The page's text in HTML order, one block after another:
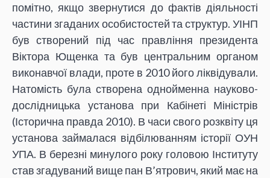
помітно, якщо звернутися до фактів діяльності
частини згаданих особистостей та структур. УІНП
був створений під час правління президента
Віктора Ющенка та був центральним органом
виконавчої влади, проте в 2010 його ліквідували.
Натомість була створена однойменна науково-
дослідницька установа при Кабінеті Міністрів
(Історична правда 2010). В часи свого розквіту ця
установа займалася відбілюванням історії ОУН
УПА. В березні минулого року головою Інституту
став згадуваний вище пан В’ятрович, який має на